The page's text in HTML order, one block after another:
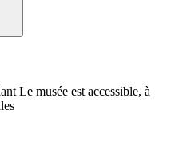
Le musée est accessible, à